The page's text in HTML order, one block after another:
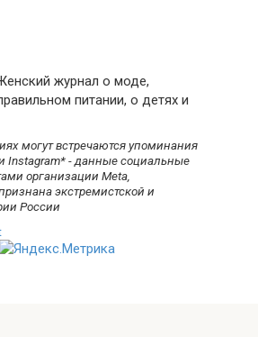
журнал о моде,
питании, о детях и
могут встречаются упоминания
Instagram* - данные социальные
организации Meta,
экстремистской и
России